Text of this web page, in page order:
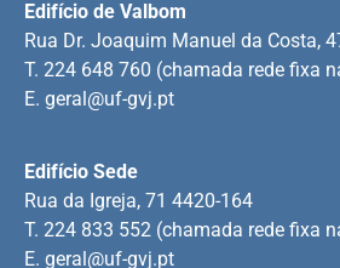
Edifício Sede
Rua da Igreja, 71 4420-164
T. 224 833 552 (chamada rede fixa
E. geral@uf-gvj.pt
Edifício de Valbom
Rua Dr. Joaquim Manuel da Costa,
T. 224 648 760 (chamada rede fixa
E. geral@uf-gvj.pt